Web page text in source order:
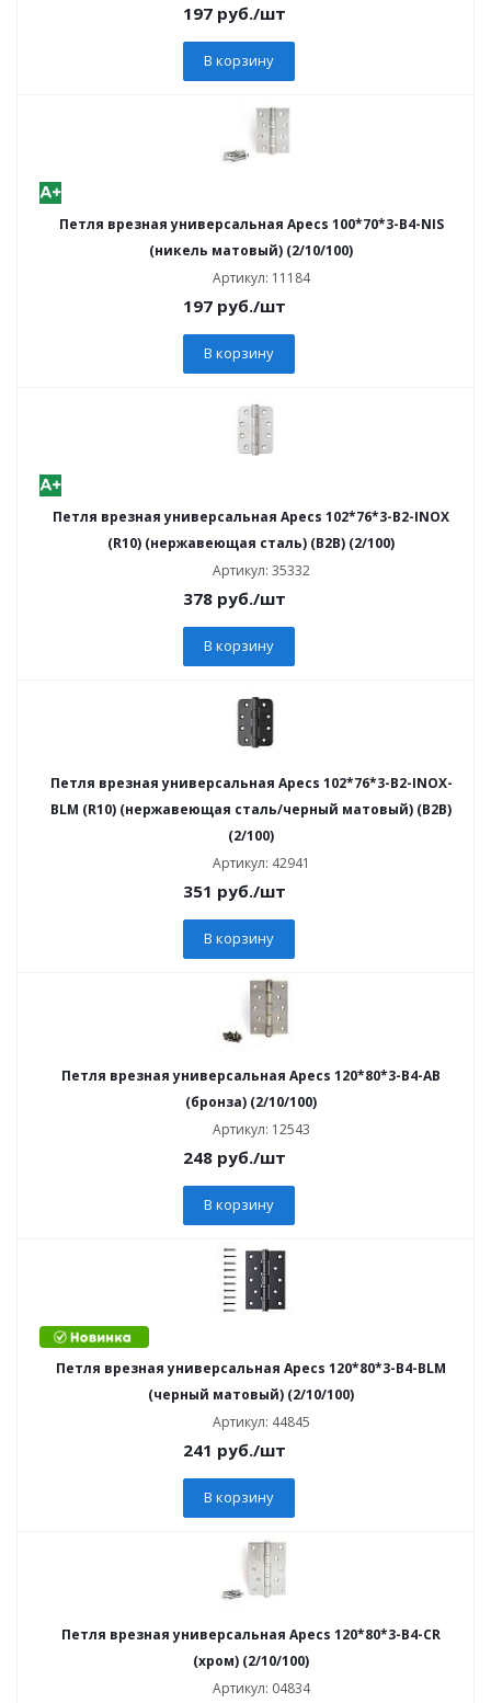
197 руб./шт
В корзину
Петля врезная универсальная Apecs 100*70*3-В4-NIS
(никель матовый) (2/10/100)
Артикул: 11184
197 руб./шт
В корзину
Петля врезная универсальная Apecs 102*76*3-B2-INOX
(R10) (нержавеющая сталь) (B2B) (2/100)
Артикул: 35332
378 руб./шт
В корзину
Петля врезная универсальная Apecs 102*76*3-B2-INOX-
BLM (R10) (нержавеющая сталь/черный матовый) (B2B)
(2/100)
Артикул: 42941
351 руб./шт
В корзину
Петля врезная универсальная Apecs 120*80*3-B4-AB
(бронза) (2/10/100)
Артикул: 12543
248 руб./шт
В корзину
Петля врезная универсальная Apecs 120*80*3-B4-BLM
(черный матовый) (2/10/100)
Артикул: 44845
241 руб./шт
В корзину
Петля врезная универсальная Apecs 120*80*3-B4-CR
(хром) (2/10/100)
Артикул: 04834